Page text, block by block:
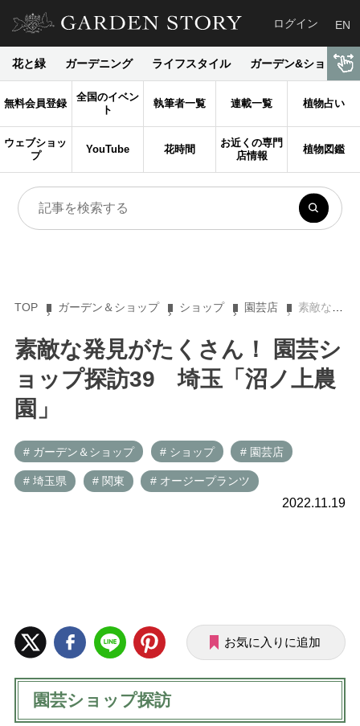
ログイン EN
花と緑 ガーデニング ライフスタイル ガーデン&ショップ
無料会員登録
全国のイベン
ト
執筆者一覧 連載一覧 植物占い
ウェブショッ
プ
YouTube 花時間
お近くの専門
店情報
植物図鑑
TOP ガーデン＆ショップ ショップ 園芸店 素敵な発見がたくさん！ 園芸ショップ探訪39 埼玉「沼ノ上農園」
素敵な発見がたくさん！ 園芸シ
ョップ探訪39 埼玉「沼ノ上農
園」
# ガーデン＆ショップ # ショップ # 園芸店
# 埼玉県 # 関東 # オージープランツ
2022.11.19
お気に入りに追加
園芸ショップ探訪